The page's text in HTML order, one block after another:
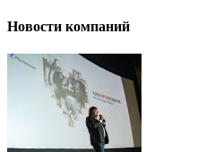
Новости компаний